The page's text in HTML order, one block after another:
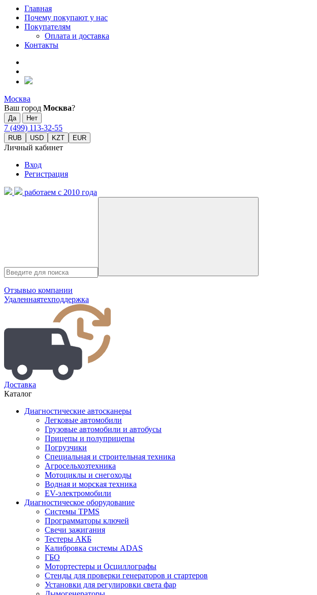
Главная
Почему покупают у нас
Покупателям
Оплата и доставка
Контакты
Москва
Ваш город Москва?
7 (499) 113-32-55
RUB USD KZT EUR
Личный кабинет
Вход
Регистрация
работаем с 2010 года
Отзывыо компании
Удаленнаятехподдержка
Доставка
Каталог
Диагностические автосканеры
Легковые автомобили
Грузовые автомобили и автобусы
Прицепы и полуприцепы
Погрузчики
Специальная и строительная техника
Агросельхозтехника
Мотоциклы и снегоходы
Водная и морская техника
EV-электромобили
Диагностическое оборудование
Системы TPMS
Программаторы ключей
Свечи зажигания
Тестеры АКБ
Калибровка системы ADAS
ГБО
Мотортестеры и Осциллографы
Стенды для проверки генераторов и стартеров
Установки для регулировки света фар